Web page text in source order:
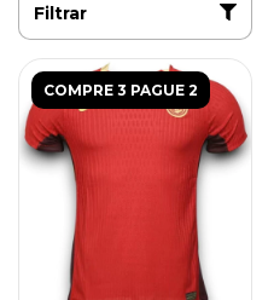
Filtrar
COMPRE 3 PAGUE 2